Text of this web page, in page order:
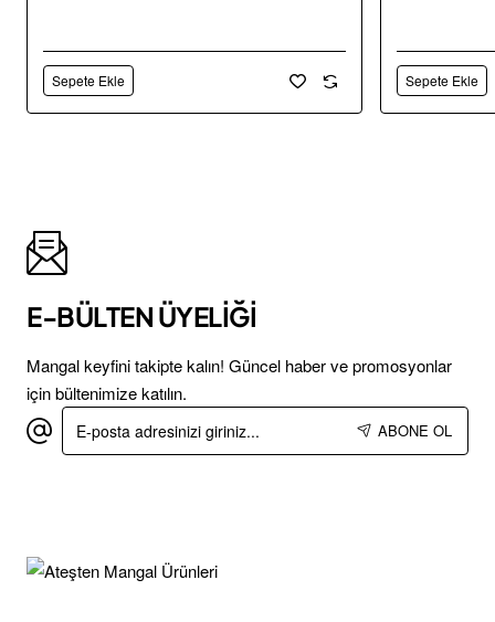
Sepete Ekle Sepete Ekle
E-BÜLTEN ÜYELİĞİ
Mangal keyfini takipte kalın! Güncel haber ve promosyonlar
için bültenimize katılın.
E-
posta
adresinizi
ABONE OL